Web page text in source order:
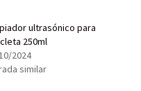
ultrasónico para
250ml
2024
similar